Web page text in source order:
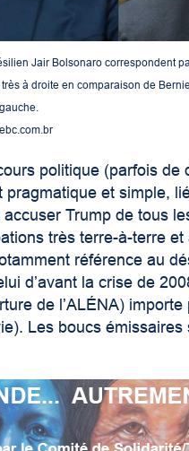
Jair Bolsonaro correspondent
à droite en comparaison de
politique (parfois de
et simple,
Trump de tous
très terre-à-terre
référence au
d’avant la crise de
de l’ALÉNA)
Les boucs